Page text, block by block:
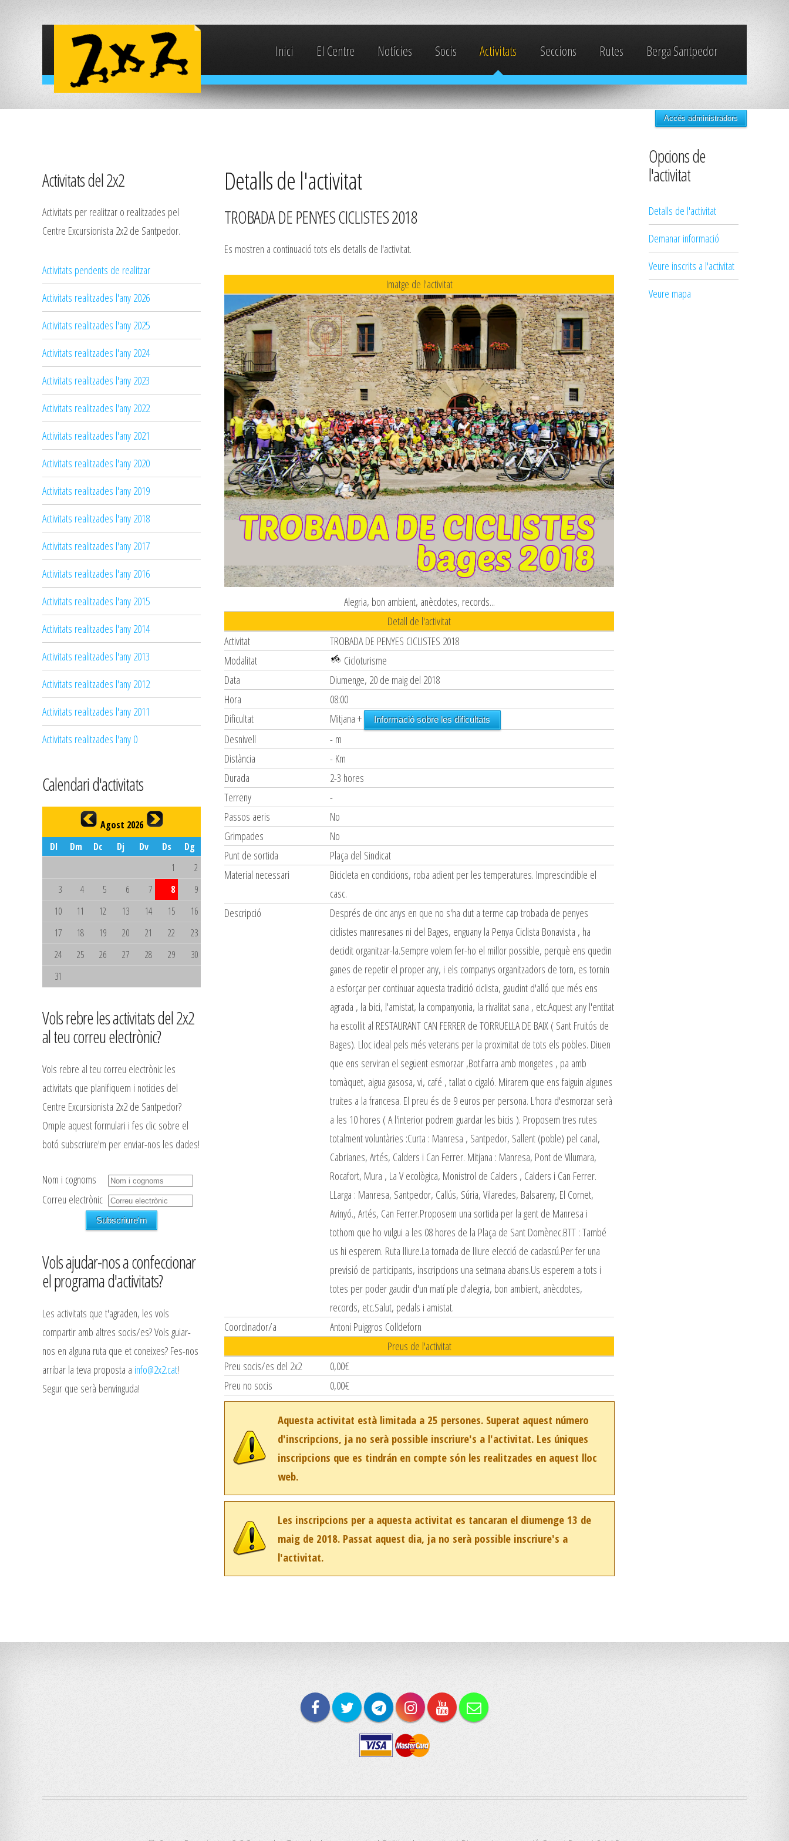
Inici El Centre Notícies Socis Activitats Seccions Rutes Berga Santpedor
Accés administradors
Activitats del 2x2
Activitats per realitzar o realitzades pel
Centre Excursionista 2x2 de Santpedor.
Activitats pendents de realitzar
Activitats realitzades l'any 2026
Activitats realitzades l'any 2025
Activitats realitzades l'any 2024
Activitats realitzades l'any 2023
Activitats realitzades l'any 2022
Activitats realitzades l'any 2021
Activitats realitzades l'any 2020
Activitats realitzades l'any 2019
Activitats realitzades l'any 2018
Activitats realitzades l'any 2017
Activitats realitzades l'any 2016
Activitats realitzades l'any 2015
Activitats realitzades l'any 2014
Activitats realitzades l'any 2013
Activitats realitzades l'any 2012
Activitats realitzades l'any 2011
Activitats realitzades l'any 0
Calendari d'activitats
Agost 2026
Dl
Dm Dc Dj Dv Ds
Dg
1
2
3
4 5 6 7 8
9
10
11 12 13 14 15
16
17
18 19 20 21 22
23
24
25 26 27 28 29
30
31
Vols rebre les activitats del 2x2
al teu correu electrònic?
Vols rebre al teu correu electrònic les
activitats que planifiquem i noticies del
Centre Excursionista 2x2 de Santpedor?
Omple aquest formulari i fes clic sobre el
botó subscriure'm per enviar-nos les dades!
Nom i cognoms
Correu electrònic
Vols ajudar-nos a confeccionar
el programa d'activitats?
Les activitats que t'agraden, les vols
compartir amb altres socis/es? Vols guiar-
nos en alguna ruta que et coneixes? Fes-nos
arribar la teva proposta a info@2x2.cat!
Segur que serà benvinguda!
Detalls de l'activitat
TROBADA DE PENYES CICLISTES 2018
Es mostren a continuació tots els detalls de l'activitat.
Imatge de l'activitat
Alegria, bon ambient, anècdotes, records...
Detall de l'activitat
Activitat
TROBADA DE PENYES CICLISTES 2018
Modalitat
Cicloturisme
Data
Diumenge, 20 de maig del 2018
Hora
08:00
Dificultat
Mitjana + Informació sobre les dificultats
Desnivell
- m
Distància
- Km
Durada
2-3 hores
Terreny
-
Passos aeris
No
Grimpades
No
Punt de sortida
Plaça del Sindicat
Material necessari
Bicicleta en condicions, roba adient per les temperatures. Imprescindible el
casc.
Descripció
Després de cinc anys en que no s'ha dut a terme cap trobada de penyes
ciclistes manresanes ni del Bages, enguany la Penya Ciclista Bonavista , ha
decidit organitzar-la.Sempre volem fer-ho el millor possible, perquè ens quedin
ganes de repetir el proper any, i els companys organitzadors de torn, es tornin
a esforçar per continuar aquesta tradició ciclista, gaudint d'alló que més ens
agrada , la bici, l'amistat, la companyonia, la rivalitat sana , etc.Aquest any l'entitat
ha escollit al RESTAURANT CAN FERRER de TORRUELLA DE BAIX ( Sant Fruitós de
Bages). Lloc ideal pels més veterans per la proximitat de tots els pobles. Diuen
que ens serviran el següent esmorzar ,Botifarra amb mongetes , pa amb
tomàquet, aigua gasosa, vi, café , tallat o cigaló. Mirarem que ens faiguin algunes
truites a la francesa. El preu és de 9 euros per persona. L'hora d'esmorzar serà
a les 10 hores ( A l'interior podrem guardar les bicis ). Proposem tres rutes
totalment voluntàries :Curta : Manresa , Santpedor, Sallent (poble) pel canal,
Cabrianes, Artés, Calders i Can Ferrer. Mitjana : Manresa, Pont de Vilumara,
Rocafort, Mura , La V ecològica, Monistrol de Calders , Calders i Can Ferrer.
LLarga : Manresa, Santpedor, Callús, Súria, Vilaredes, Balsareny, El Cornet,
Avinyó., Artés, Can Ferrer.Proposem una sortida per la gent de Manresa i
tothom que ho vulgui a les 08 hores de la Plaça de Sant Domènec.BTT : També
us hi esperem. Ruta lliure.La tornada de lliure elecció de cadascú.Per fer una
previsió de participants, inscripcions una setmana abans.Us esperem a tots i
totes per poder gaudir d'un matí ple d'alegria, bon ambient, anècdotes,
records, etc.Salut, pedals i amistat.
Coordinador/a
Antoni Puiggros Colldeforn
Preus de l'activitat
Preu socis/es del 2x2
0,00€
Preu no socis
0,00€
Aquesta activitat està limitada a 25 persones. Superat aquest número
d'inscripcions, ja no serà possible inscriure's a l'activitat. Les úniques
inscripcions que es tindrán en compte són les realitzades en aquest lloc
web.
Les inscripcions per a aquesta activitat es tancaran el diumenge 13 de
maig de 2018. Passat aquest dia, ja no serà possible inscriure's a
l'activitat.
Opcions de
l'activitat
Detalls de l'activitat
Demanar informació
Veure inscrits a l'activitat
Veure mapa